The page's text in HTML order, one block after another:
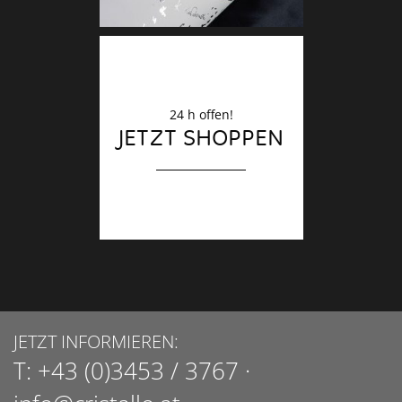
24 h offen!
JETZT SHOPPEN
JETZT INFORMIEREN:
T: +43 (0)3453 / 3767 ·